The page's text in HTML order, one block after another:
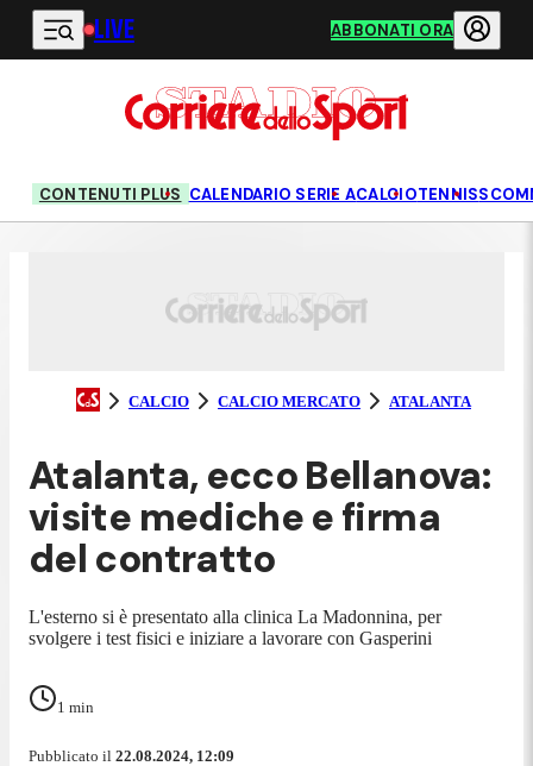
Vai al contenuto principale
LIVE ABBONATI ORA
CONTENUTI PLUS CALENDARIO SERIE ACALCIOTENNIS
CALCIO CALCIO MERCATO ATALANTA
Atalanta, ecco Bellanova:
visite mediche e firma
del contratto
L'esterno si è presentato alla clinica La Madonnina, per
svolgere i test fisici e iniziare a lavorare con Gasperini
1 min
Pubblicato il 22.08.2024, 12:09